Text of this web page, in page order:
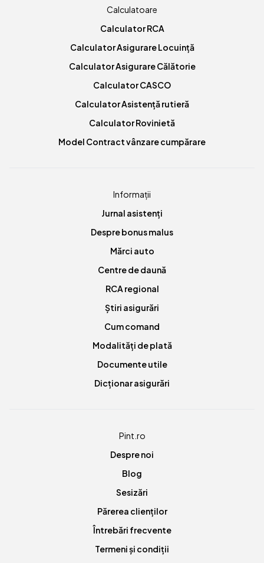
Calculatoare
Calculator RCA
Calculator Asigurare Locuință
Calculator Asigurare Călătorie
Calculator CASCO
Calculator Asistență rutieră
Calculator Rovinietă
Model Contract vânzare cumpărare
Informații
Jurnal asistenți
Despre bonus malus
Mărci auto
Centre de daună
RCA regional
Știri asigurări
Cum comand
Modalități de plată
Documente utile
Dicționar asigurări
Pint.ro
Despre noi
Blog
Sesizări
Părerea clienților
Întrebări frecvente
Termeni și condiții